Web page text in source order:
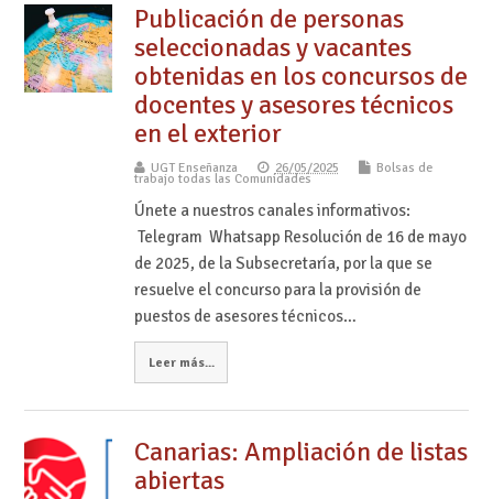
Publicación de personas
seleccionadas y vacantes
obtenidas en los concursos de
docentes y asesores técnicos
en el exterior
UGT Enseñanza 26/05/2025 Bolsas de
trabajo todas las Comunidades
Únete a nuestros canales informativos:
Telegram Whatsapp Resolución de 16 de mayo
de 2025, de la Subsecretaría, por la que se
resuelve el concurso para la provisión de
puestos de asesores técnicos…
Leer más...
Canarias: Ampliación de listas
abiertas